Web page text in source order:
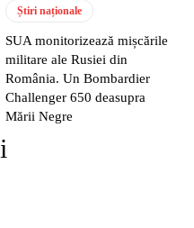
Știri naționale
SUA monitorizează mișcările
militare ale Rusiei din
România. Un Bombardier
Challenger 650 deasupra
Mării Negre